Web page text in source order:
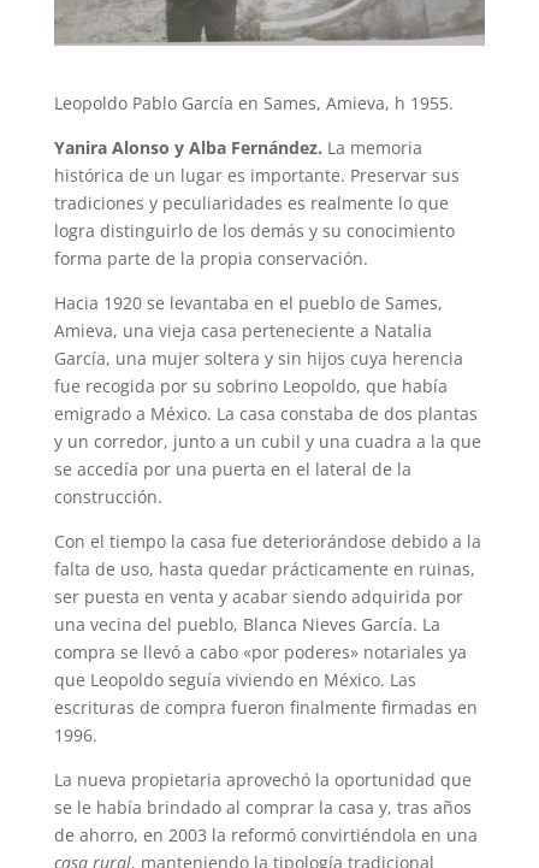
Leopoldo Pablo García en Sames, Amieva, h 1955.
Yanira Alonso y Alba Fernández. La memoria
histórica de un lugar es importante. Preservar sus
tradiciones y peculiaridades es realmente lo que
logra distinguirlo de los demás y su conocimiento
forma parte de la propia conservación.
Hacia 1920 se levantaba en el pueblo de Sames,
Amieva, una vieja casa perteneciente a Natalia
García, una mujer soltera y sin hijos cuya herencia
fue recogida por su sobrino Leopoldo, que había
emigrado a México. La casa constaba de dos plantas
y un corredor, junto a un cubil y una cuadra a la que
se accedía por una puerta en el lateral de la
construcción.
Con el tiempo la casa fue deteriorándose debido a la
falta de uso, hasta quedar prácticamente en ruinas,
ser puesta en venta y acabar siendo adquirida por
una vecina del pueblo, Blanca Nieves García. La
compra se llevó a cabo «por poderes» notariales ya
que Leopoldo seguía viviendo en México. Las
escrituras de compra fueron finalmente firmadas en
1996.
La nueva propietaria aprovechó la oportunidad que
se le había brindado al comprar la casa y, tras años
de ahorro, en 2003 la reformó convirtiéndola en una
casa rural, manteniendo la tipología tradicional